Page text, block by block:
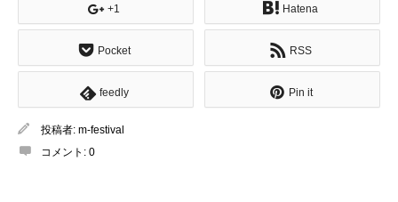
+1 Hatena
Pocket RSS
feedly Pin it
投稿者: m-festival
コメント: 0